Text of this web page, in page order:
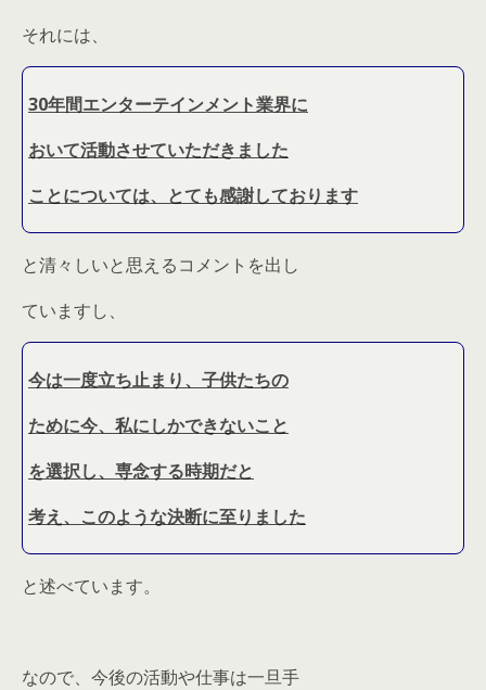
それには、
30年間エンターテインメント業界に
おいて活動させていただきました
ことについては、とても感謝しております
と清々しいと思えるコメントを出し
ていますし、
今は一度立ち止まり、子供たちの
ために今、私にしかできないこと
を選択し、専念する時期だと
考え、このような決断に至りました
と述べています。
なので、今後の活動や仕事は一旦手